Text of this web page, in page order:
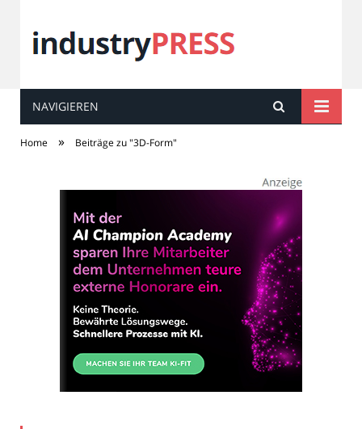
industryPRESS
NAVIGIEREN
Home » Beiträge zu "3D-Form"